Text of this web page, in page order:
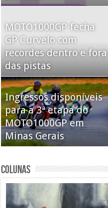
MOTO1000GP fecha
GP Curvelo com
recordes dentro e fora
das pistas
Ingressos disponíveis
para a 3ª etapa do
MOTO1000GP em
Minas Gerais
COLUNAS